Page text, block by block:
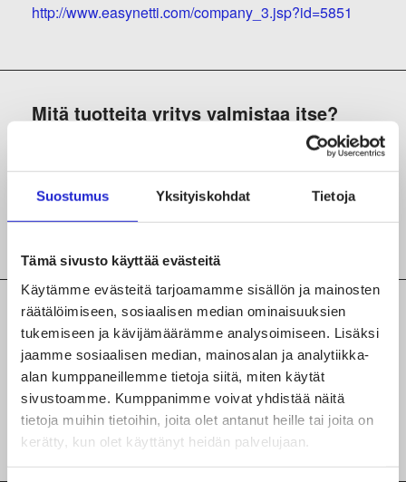
Suostumus Yksityiskohdat Tietoja
Tämä sivusto käyttää evästeitä
Käytämme evästeitä tarjoamamme sisällön ja mainosten
räätälöimiseen, sosiaalisen median ominaisuuksien
tukemiseen ja kävijämäärämme analysoimiseen. Lisäksi
jaamme sosiaalisen median, mainosalan ja analytiikka-
alan kumppaneillemme tietoja siitä, miten käytät
sivustoamme. Kumppanimme voivat yhdistää näitä
tietoja muihin tietoihin, joita olet antanut heille tai joita on
kerätty, kun olet käyttänyt heidän palvelujaan.
http://www.easynetti.com/company_3.jsp?id=5851
Mitä tuotteita yritys valmistaa itse?
Vaatteet ja asusteet (esim. päivittäispukeutuminen,
juhlavaatteet, suoja- ja työvaatteet)
Mitä tekstiili- ja vaatealan tuotantoa tai
palvelua yritys tekee?
Leikkaus
Teollinen ompelu